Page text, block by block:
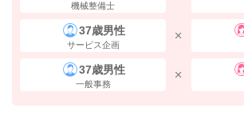
横断歩道を渡り、ヒルトンプラザウエスト
機械整備士
37歳男性
サービス企画
37歳男性
一般事務